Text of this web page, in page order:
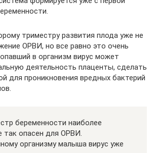
триместру развития плода уже не
ОРВИ, но все равно это очень
в организм вирус может
деятельность плаценты, сделать
для проникновения вредных бактерий
беременности наиболее
так опасен для ОРВИ.
организму малыша вирус уже